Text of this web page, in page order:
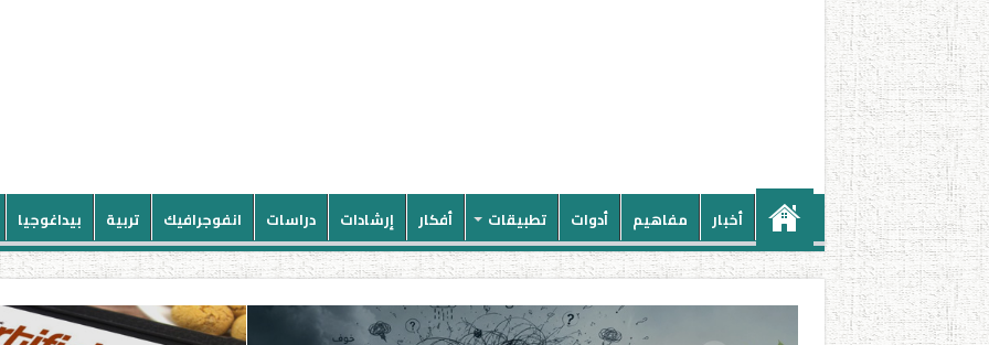
أخبار مفاهيم أدوات تطبيقات أفكار إرشادات دراسات انفوجرافيك تربية بيداغوجيا